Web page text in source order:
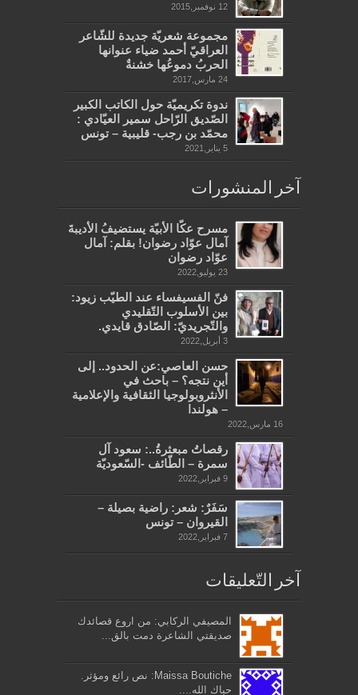
12 نوفمبر,2015
مجموعة شعريّة جديدة للشّاعر
العراقيّ أحمد ضياء عنوانها
الحربُ دموعُها خشنةٌ
24 مارس,2017
ندوة تكريميّة حول الكاتب الكبير
الصّديق الرّاحل سمير العيّادي :
محمّد بن رجب- قليبية – تونس
5 يناير,2021
آخر المنشورات
مسرح عكّا الأبيّة يستضيفُ الأديبةَ
آمال عوّاد رضوان! بقلم: آمال
عوّاد رضوان
23 يوليو,2022
فنّ الفسيفساء عند الطيّب زيود:
بين الأسلوب التّقليدي
والتّجريديّ: الصّادق قايدي.
3 أبريل,2022
حسن العاصي:عن الحدود.. إلى
أين نتجه؟ – باحث في
الأنثروبولوجيا الثقافية والإعلامية
– هولندا
16 مارس,2022
رقصاتُ مبعثرةُ..: سعود آل
سمرة – الطّائف -السّعوديّة
9 فبراير,2022
سَفَرٌ: شعر: راضية بصيلة –
القيروان – تونس
7 فبراير,2022
آخر التّعليقات
المصيفي الركابي: من اروع قصائدك
صديقتي الشاعرة دمت بالق...
Maissa Boutiche: نص رائع ومؤثر.
حياك الله....